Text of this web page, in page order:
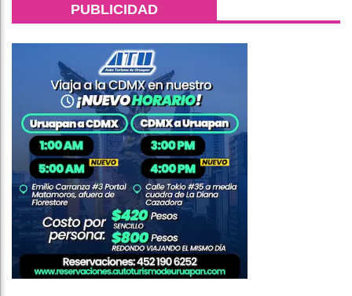
PUBLICIDAD